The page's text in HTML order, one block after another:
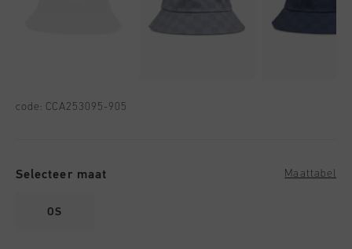
code: CCA253095-905
Selecteer maat Maattabel
OS